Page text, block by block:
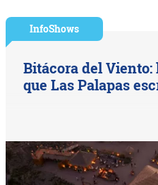
InfoShows
Bitácora del
que Las Palapas